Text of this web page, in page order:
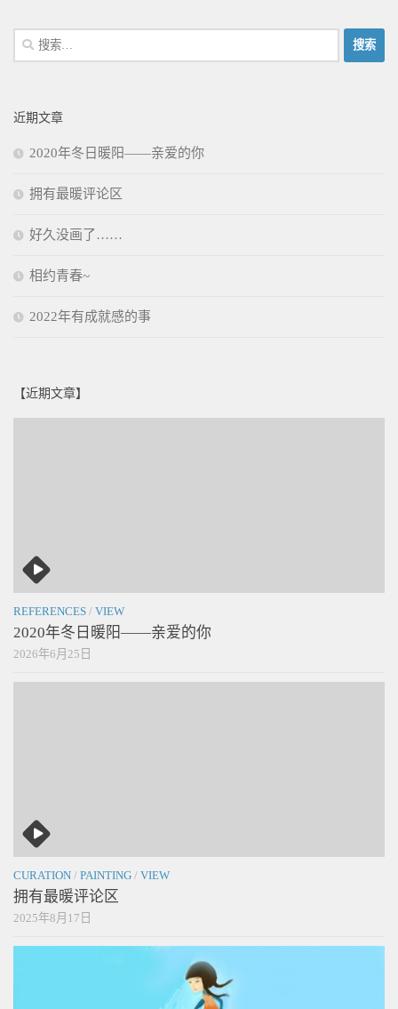
搜
索：
近期文章
2020年冬日暖阳——亲爱的你
拥有最暖评论区
好久没画了……
相约青春~
2022年有成就感的事
【近期文章】
REFERENCES / VIEW
2020年冬日暖阳——亲爱的你
2026年6月25日
CURATION / PAINTING / VIEW
拥有最暖评论区
2025年8月17日